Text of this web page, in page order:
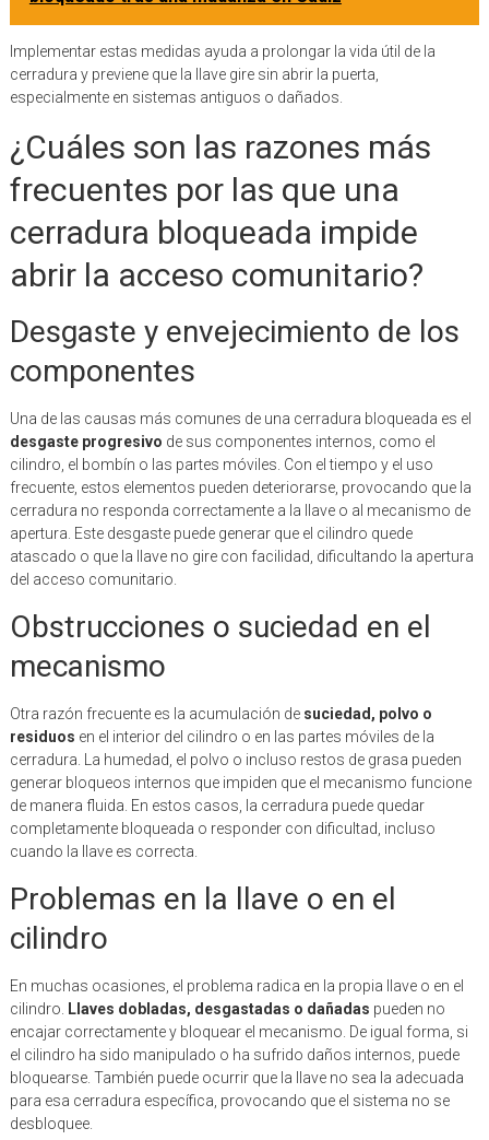
Implementar estas medidas ayuda a prolongar la vida útil de la
cerradura y previene que la llave gire sin abrir la puerta,
especialmente en sistemas antiguos o dañados.
¿Cuáles son las razones más
frecuentes por las que una
cerradura bloqueada impide
abrir la acceso comunitario?
Desgaste y envejecimiento de los
componentes
Una de las causas más comunes de una cerradura bloqueada es el
desgaste progresivo de sus componentes internos, como el
cilindro, el bombín o las partes móviles. Con el tiempo y el uso
frecuente, estos elementos pueden deteriorarse, provocando que la
cerradura no responda correctamente a la llave o al mecanismo de
apertura. Este desgaste puede generar que el cilindro quede
atascado o que la llave no gire con facilidad, dificultando la apertura
del acceso comunitario.
Obstrucciones o suciedad en el
mecanismo
Otra razón frecuente es la acumulación de suciedad, polvo o
residuos en el interior del cilindro o en las partes móviles de la
cerradura. La humedad, el polvo o incluso restos de grasa pueden
generar bloqueos internos que impiden que el mecanismo funcione
de manera fluida. En estos casos, la cerradura puede quedar
completamente bloqueada o responder con dificultad, incluso
cuando la llave es correcta.
Problemas en la llave o en el
cilindro
En muchas ocasiones, el problema radica en la propia llave o en el
cilindro.
Llaves dobladas, desgastadas o dañadas pueden no
encajar correctamente y bloquear el mecanismo. De igual forma, si
el cilindro ha sido manipulado o ha sufrido daños internos, puede
bloquearse. También puede ocurrir que la llave no sea la adecuada
para esa cerradura específica, provocando que el sistema no se
desbloquee.